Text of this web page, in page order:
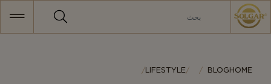
MAIN
NAVIGATION
HOME
BLOG
Category
LIFESTYLE